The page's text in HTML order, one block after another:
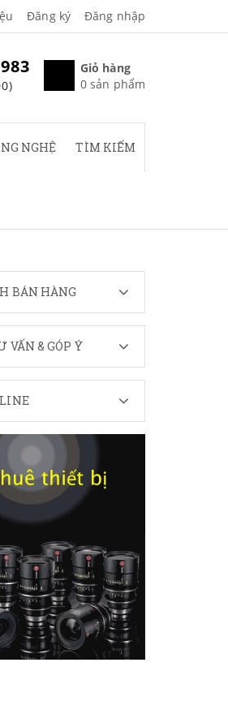
Đăng ký Đăng nhập
Giỏ hàng
0 sản phẩm
NGHỆ TÌM KIẾM
BÁN HÀNG
VẤN & GÓP Ý